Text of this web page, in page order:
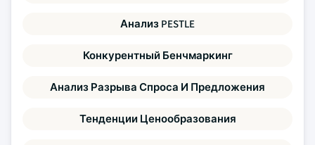
Анализ PESTLE
Конкурентный Бенчмаркинг
Анализ Разрыва Спроса И Предложения
Тенденции Ценообразования